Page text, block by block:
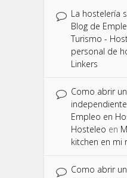
La hostelería
Blog de
Turismo -
personal de
Linkers
Como abrir
Empleo en
Hosteleo en
kitchen en mi
Como abrir